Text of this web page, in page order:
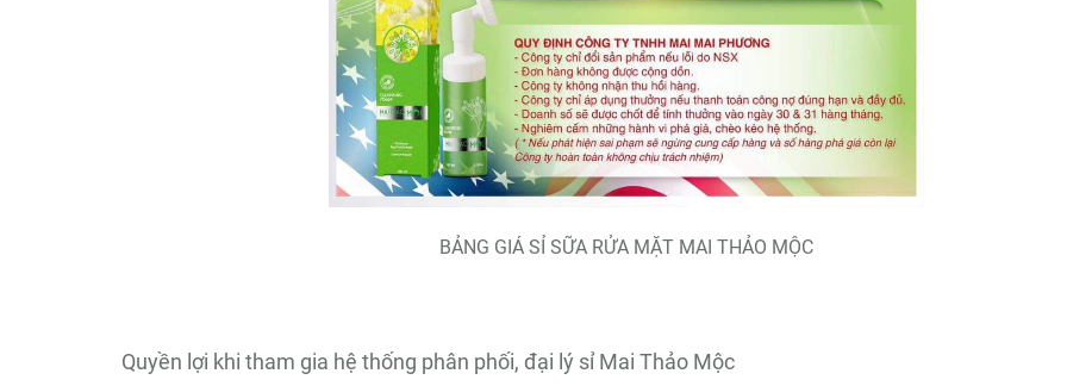
BẢNG GIÁ SỈ SỮA RỬA MẶT MAI THẢO MỘC
Quyền lợi khi tham gia hệ thống phân phối, đại lý sỉ Mai Thảo Mộc